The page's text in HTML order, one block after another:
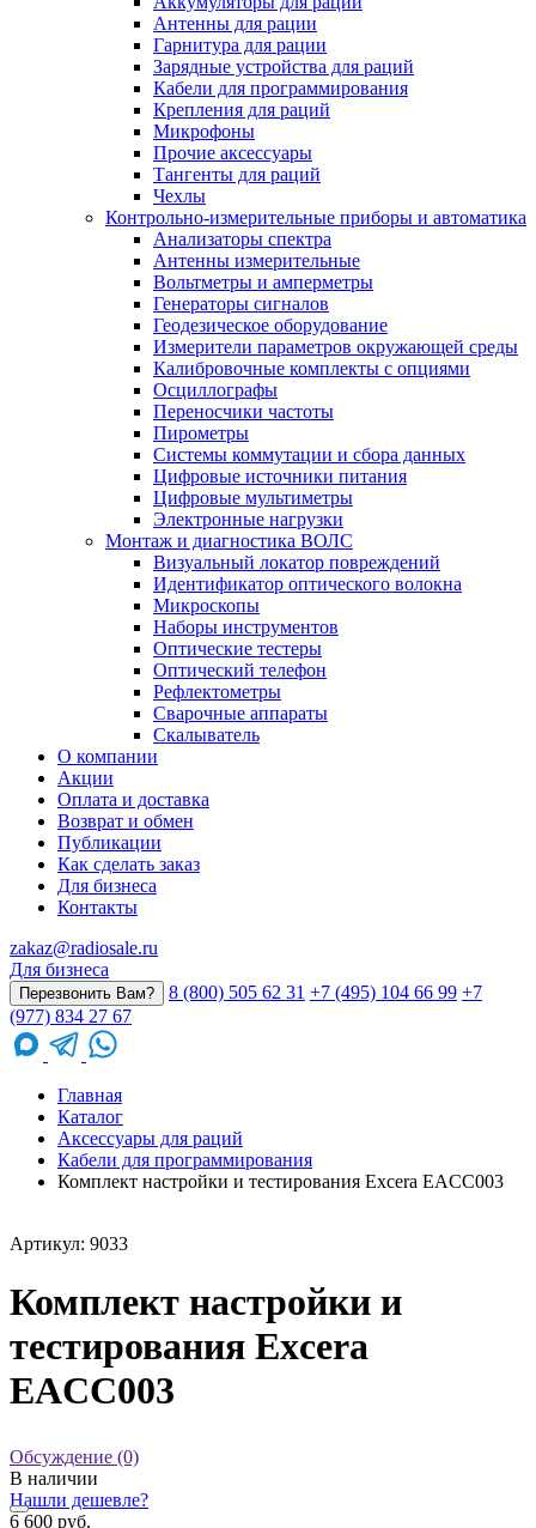
Антенны для рации
Гарнитура для рации
Зарядные устройства для раций
Кабели для программирования
Крепления для раций
Микрофоны
Прочие аксессуары
Тангенты для раций
Чехлы
Контрольно-измерительные приборы и автоматика
Анализаторы спектра
Антенны измерительные
Вольтметры и амперметры
Генераторы сигналов
Геодезическое оборудование
Измерители параметров окружающей среды
Калибровочные комплекты с опциями
Осциллографы
Переносчики частоты
Пирометры
Системы коммутации и сбора данных
Цифровые источники питания
Цифровые мультиметры
Электронные нагрузки
Монтаж и диагностика ВОЛС
Визуальный локатор повреждений
Идентификатор оптического волокна
Микроскопы
Наборы инструментов
Оптические тестеры
Оптический телефон
Рефлектометры
Сварочные аппараты
Скалыватель
О компании
Акции
Оплата и доставка
Возврат и обмен
Публикации
Как сделать заказ
Для бизнеса
Контакты
zakaz@radiosale.ru
Для бизнеса
Перезвонить Вам? 8 (800) 505 62 31 +7 (495) 104 66 99 +7
(977) 834 27 67
Главная
Каталог
Аксессуары для раций
Кабели для программирования
Комплект настройки и тестирования Excera EACC003
Артикул: 9033
Комплект настройки и
тестирования Excera
EACC003
Обсуждение (0)
В наличии
Нашли дешевле?
6 600 руб.